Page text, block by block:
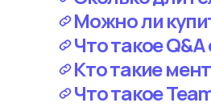
Можно ли
Что такое
Кто такие
Что такое